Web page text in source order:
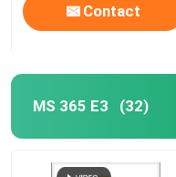
Contact
MS 365 E3 (32)